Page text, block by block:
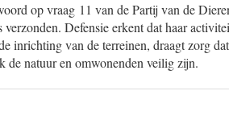
op vraag 11 van de Partij van de
Defensie erkent dat haar
inrichting van de terreinen, draagt zorg
de natuur en omwonenden veilig zijn.